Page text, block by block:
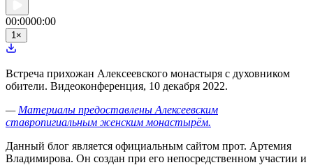
00:0000:00
1×
Встреча прихожан Алексеевского монастыря с духовником
обители. Видеоконференция, 10 декабря 2022.
— Материалы предоставлены Алексеевским
ставропигиальным женским монастырём.
Данный блог является официальным сайтом прот. Артемия
Владимирова. Он создан при его непосредственном участии и